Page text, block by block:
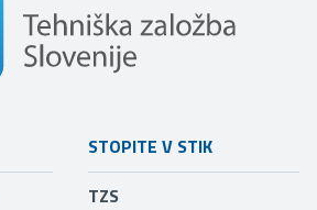
STOPITE V STIK
TZS